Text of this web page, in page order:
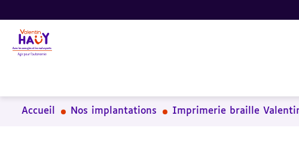
Aller
au
contenu
principal
Aller
au
pied
de
Aller
à
la
recherche
Accueil Nos implantations Imprimerie braille